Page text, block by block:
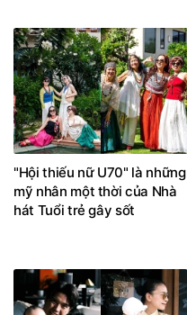
"Hội thiếu nữ U70" là những
mỹ nhân một thời của Nhà
hát Tuổi trẻ gây sốt